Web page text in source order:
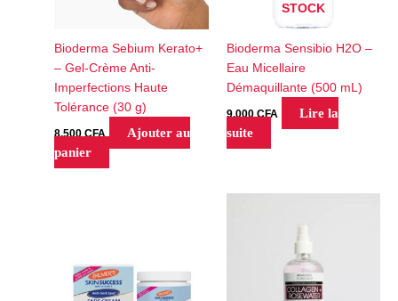
Bioderma Sebium Kerato+
– Gel-Crème Anti-
Imperfections Haute
Tolérance (30 g)
8,500CFA
Ajouter au
panier
STOCK
Bioderma Sensibio H2O –
Eau Micellaire
Démaquillante (500 mL)
9,000CFA
Lire la
suite